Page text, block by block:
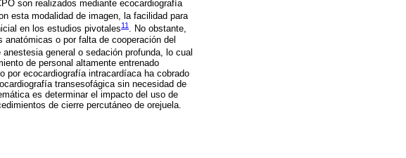
son realizados mediante ecocardiografía
esta modalidad de imagen, la facilidad para
en los estudios pivotales11 . No obstante,
o por falta de cooperación del
general o sedación profunda, lo cual
de personal altamente entrenado
por ecocardiografía intracardíaca ha cobrado
transesofágica sin necesidad de
es determinar el impacto del uso de
de cierre percutáneo de orejuela.